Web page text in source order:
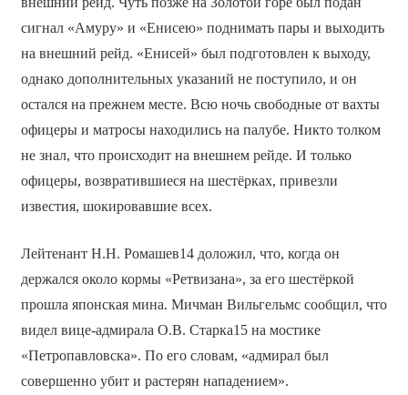
сигнал «Амуру» и «Енисею» поднимать пары и выходить
на внешний рейд. «Енисей» был подготовлен к выходу,
однако дополнительных указаний не поступило, и он
остался на прежнем месте. Всю ночь свободные от вахты
офицеры и матросы находились на палубе. Никто толком
не знал, что происходит на внешнем рейде. И только
офицеры, возвратившиеся на шестёрках, привезли
известия, шокировавшие всех.
Лейтенант Н.Н. Ромашев14 доложил, что, когда он
держался около кормы «Ретвизана», за его шестёркой
прошла японская мина. Мичман Вильгельмс сообщил, что
видел вице-адмирала О.В. Старка15 на мостике
«Петропавловска». По его словам, «адмирал был
совершенно убит и растерян нападением».